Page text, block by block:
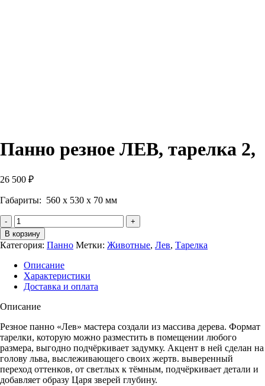
Панно резное ЛЕВ, тарелка 2,
26 500 ₽
Габариты: 560 х 530 х 70 мм
Количество
Панно
резное
ЛЕВ,
тарелка
2,
В корзину
Категория: Панно Метки: Животные, Лев, Тарелка
Описание
Характеристики
Доставка и оплата
Описание
Резное панно «Лев» мастера создали из массива дерева. Формат
тарелки, которую можно разместить в помещении любого
размера, выгодно подчёркивает задумку. Акцент в ней сделан на
голову льва, выслеживающего своих жертв. выверенный
переход оттенков, от светлых к тёмным, подчёркивает детали и
добавляет образу Царя зверей глубину.